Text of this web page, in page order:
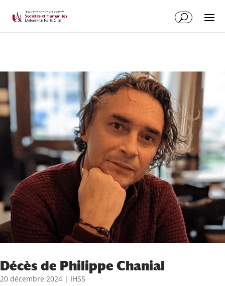
Décès de Philippe Chanial
20 décembre 2024 | IHSS